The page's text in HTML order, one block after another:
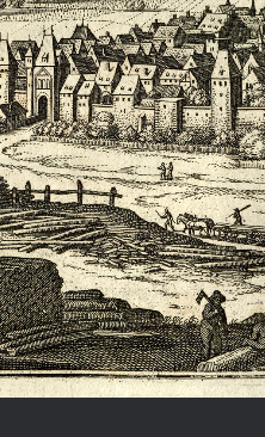
DER
WEIMAR: VOM
DEMOKRATIE